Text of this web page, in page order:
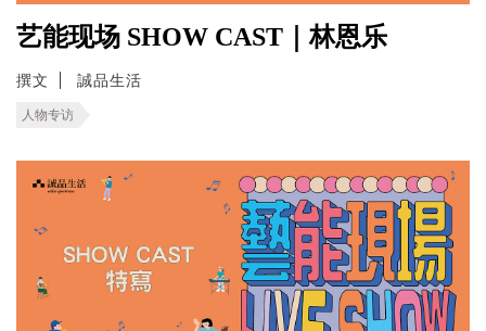
艺能现场 SHOW CAST｜林恩乐
撰文 誠品生活
人物专访